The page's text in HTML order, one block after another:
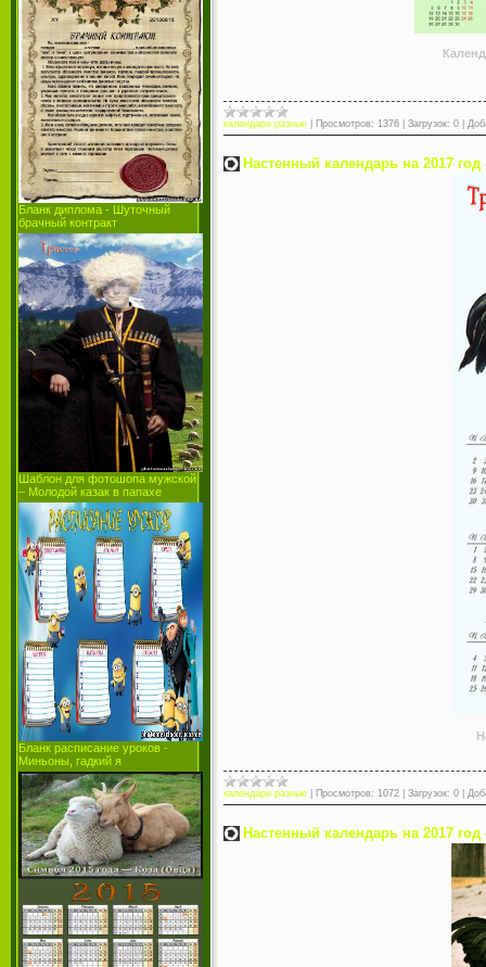
Бланк диплома - Шуточный
брачный контракт
Шаблон для фотошопа мужской
– Молодой казак в папахе
Бланк расписание уроков -
Миньоны, гадкий я
календари разные Просмотров: 1376 Загрузок: 0
Настенный календарь на 2017
календари разные Просмотров: 1072 Загрузок: 0
Настенный календарь на 2017